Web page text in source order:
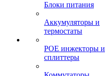
Блоки питания
Аккумуляторы и
термостаты
POE инжекторы и
сплиттеры